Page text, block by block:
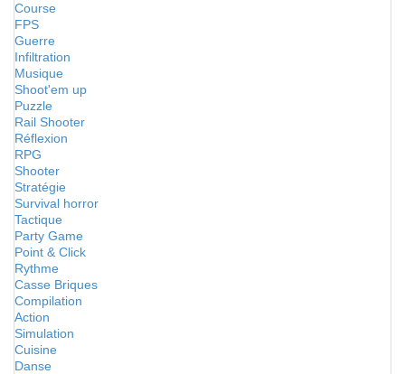
Course
FPS
Guerre
Infiltration
Musique
Shoot'em up
Puzzle
Rail Shooter
Réflexion
RPG
Shooter
Stratégie
Survival horror
Tactique
Party Game
Point & Click
Rythme
Casse Briques
Compilation
Action
Simulation
Cuisine
Danse